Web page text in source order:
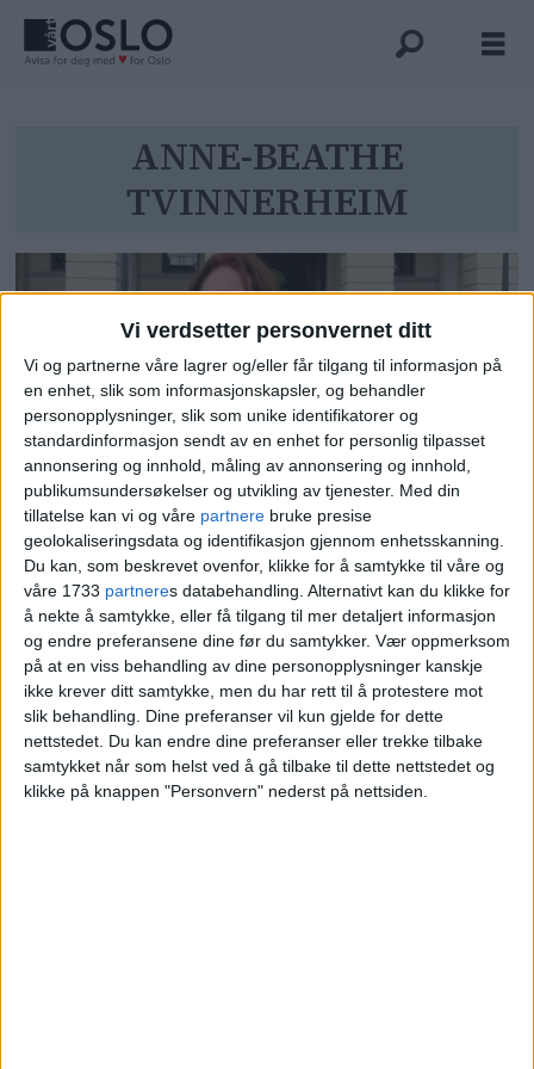
Vi verdsetter personvernet ditt
Vi og partnerne våre lagrer og/eller får tilgang til informasjon på
en enhet, slik som informasjonskapsler, og behandler
personopplysninger, slik som unike identifikatorer og
standardinformasjon sendt av en enhet for personlig tilpasset
annonsering og innhold, måling av annonsering og innhold,
publikumsundersøkelser og utvikling av tjenester. Med din
tillatelse kan vi og våre partnere bruke presise
geolokaliseringsdata og identifikasjon gjennom enhetsskanning.
Du kan, som beskrevet ovenfor, klikke for å samtykke til våre og
våre 1733 partneres databehandling. Alternativt kan du klikke for
å nekte å samtykke, eller få tilgang til mer detaljert informasjon
og endre preferansene dine før du samtykker. Vær oppmerksom
på at en viss behandling av dine personopplysninger kanskje
ikke krever ditt samtykke, men du har rett til å protestere mot
slik behandling. Dine preferanser vil kun gjelde for dette
nettstedet. Du kan endre dine preferanser eller trekke tilbake
samtykket når som helst ved å gå tilbake til dette nettstedet og
klikke på knappen "Personvern" nederst på nettsiden.
anne-
beathe
tvinnerheim
ANNE-BEATHE
TVINNERHEIM
Bjørg Sandkjær (Sp) tapte
kampen om Ullevål sykehus. Men
blir statssekretær. – Utrolig stolt
og spent